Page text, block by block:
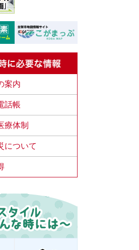
案内
話帳
療体制
について